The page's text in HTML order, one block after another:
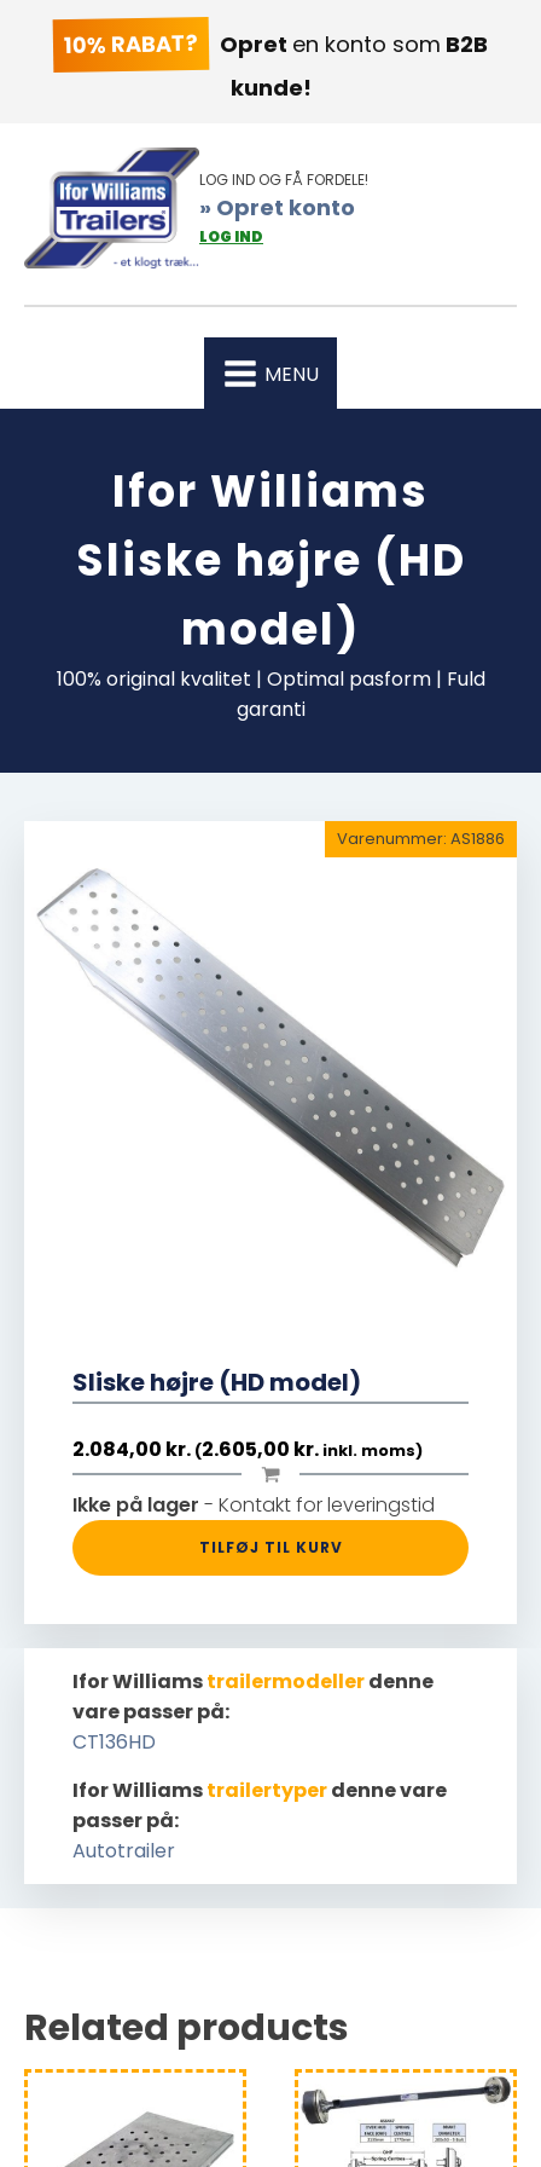
10% RABAT? Opret en konto som B2B
kunde!
LOG IND OG FÅ FORDELE!
» Opret konto
LOG IND
MENU
Ifor Williams
Sliske højre (HD
model)
100% original kvalitet | Optimal pasform | Fuld
garanti
Sliske højre (HD model)
2.084,00 kr. (2.605,00 kr. inkl. moms)
Ikke på lager - Kontakt for leveringstid
TILFØJ TIL KURV
Varenummer: AS1886
Ifor Williamstrailertyperdenne vare
passer på:
Autotrailer
Ifor Williamstrailermodellerdenne
vare passer på:
CT136HD
Related products